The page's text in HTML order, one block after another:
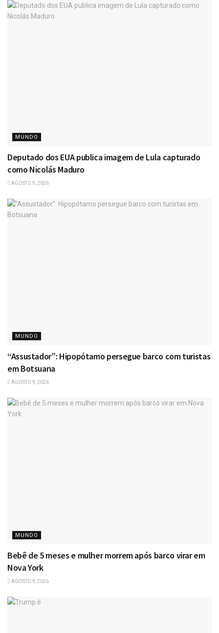
MUNDO
Deputado dos EUA publica imagem de Lula capturado
como Nicolás Maduro
AGOSTO 9, 2026
MUNDO
“Assustador”: Hipopótamo persegue barco com turistas
em Botsuana
AGOSTO 9, 2026
MUNDO
Bebê de 5 meses e mulher morrem após barco virar em
Nova York
AGOSTO 9, 2026